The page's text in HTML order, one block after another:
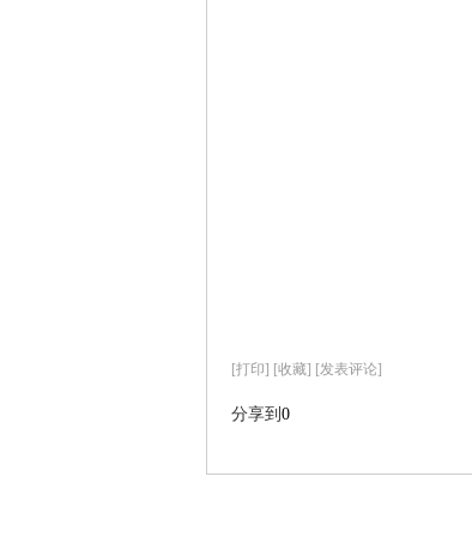
[打印] [收藏] [发表评论]
分享到 0